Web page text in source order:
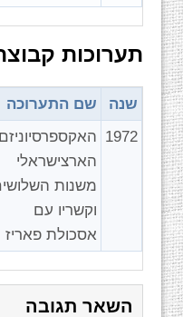
תערוכות
שנה שם התערוכה
1972 האקספרסיוניזם
הארצישראלי
משנות
וקשריו עם
אסכולת פאריז
השאר תגובה